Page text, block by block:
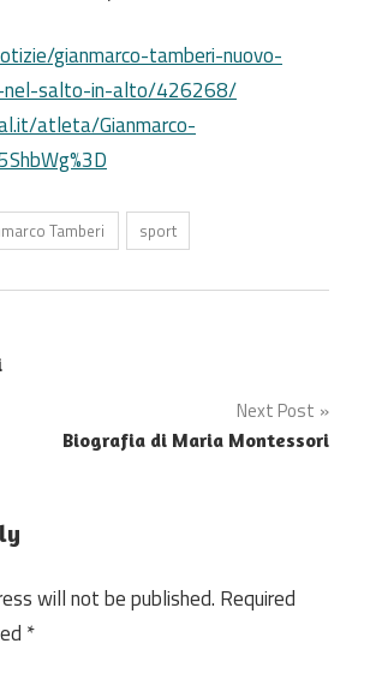
gianmarco-tamberi-nuovo-
nel-salto-in-alto/426268/
atleta/Gianmarco-
Tamberi sport
Next Post
Biografia di Maria Montessori
will not be published. Required
*